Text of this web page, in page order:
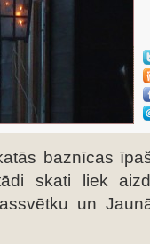
baznīcas
skati liek
un